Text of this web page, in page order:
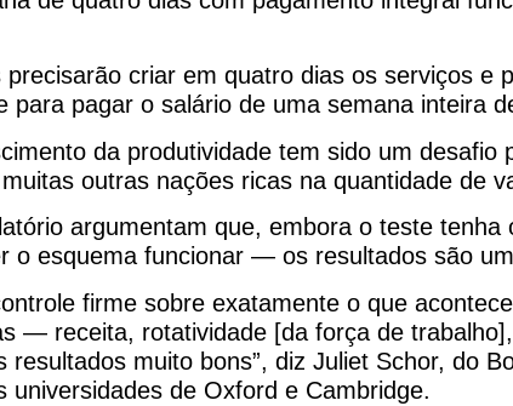
precisarão criar em quatro dias os serviços
para pagar o salário de uma semana inteira
da produtividade tem sido um
outras nações ricas na quantidade de
argumentam que, embora o teste
o esquema funcionar — os resultados são
firme sobre exatamente o que
— receita, rotatividade [da força de
muito bons”, diz Juliet Schor, do
universidades de Oxford e Cambridge.